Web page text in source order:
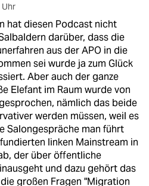
Uhr
hat diesen Podcast nicht
darüber, dass die
aus der APO in die
sei wurde ja zum Glück
Aber auch der ganze
Elefant im Raum wurde von
nämlich das beide
werden müssen, weil es
Salongespräche man führt
linken Mainstream in
der über öffentliche
und dazu gehört das
großen Fragen "Migration